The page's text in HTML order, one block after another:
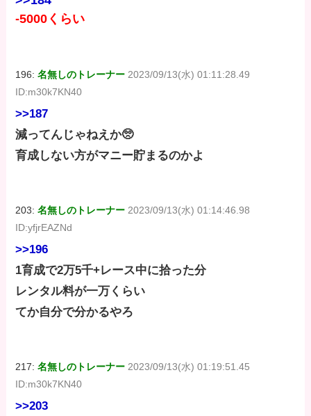
-5000くらい
196:名無しのトレーナー 2023/09/13(水) 01:11:28.49
ID:m30k7KN40
>>187
減ってんじゃねえか🥺
育成しない方がマニー貯まるのかよ
203:名無しのトレーナー 2023/09/13(水) 01:14:46.98
ID:yfjrEAZNd
>>196
1育成で2万5千+レース中に拾った分
レンタル料が一万くらい
てか自分で分かるやろ
217:名無しのトレーナー 2023/09/13(水) 01:19:51.45
ID:m30k7KN40
>>203